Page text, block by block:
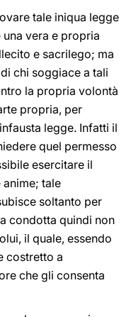
tale iniqua legge
vera e propria
e sacrilego; ma
chi soggiace a tali
la propria volontà
propria, per
legge. Infatti il
quel permesso
esercitare il
tale
soltanto per
condotta quindi non
il quale, essendo
costretto a
che gli consenta